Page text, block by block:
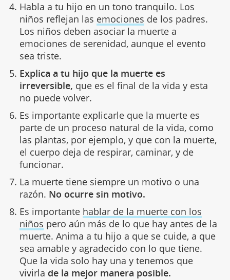
Habla a tu hijo en un tono tranquilo. Los
niños reflejan las emociones de los padres.
Los niños deben asociar la muerte a
emociones de serenidad, aunque el evento
sea triste.
Explica a tu hijo que la muerte es
irreversible, que es el final de la vida y esta
no puede volver.
Es importante explicarle que la muerte es
parte de un proceso natural de la vida, como
las plantas, por ejemplo, y que con la muerte,
el cuerpo deja de respirar, caminar, y de
funcionar.
La muerte tiene siempre un motivo o una
razón. No ocurre sin motivo.
Es importante hablar de la muerte con los
niños pero aún más de lo que hay antes de la
muerte. Anima a tu hijo a que se cuide, a que
sea amable y agradecido con lo que tiene.
Que la vida solo hay una y tenemos que
vivirla de la mejor manera posible.